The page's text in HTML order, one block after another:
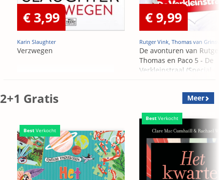
€ 3,99
Karin Slaughter
Verzwegen
€ 9,99
Rutger Vink, Thomas van
De avonturen van
Thomas en Paco 5 - De
Verkleinstraal (Special
2+1 Gratis Meer
Best Verkocht
Best Verkocht